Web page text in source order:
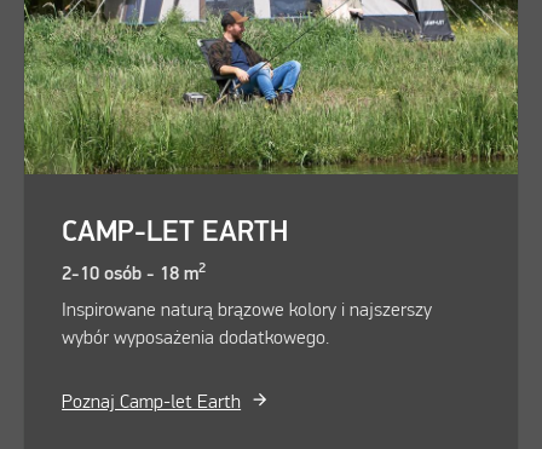
CAMP-LET EARTH
2-10 osób - 18 m2
Inspirowane naturą brązowe kolory i najszerszy
wybór wyposażenia dodatkowego.
Poznaj Camp-let Earth